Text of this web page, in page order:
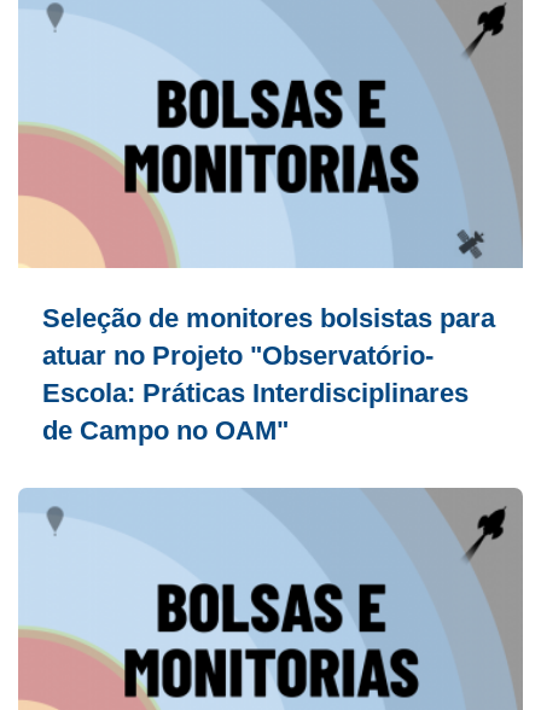
Seleção de monitores bolsistas para
atuar no Projeto "Observatório-
Escola: Práticas Interdisciplinares
de Campo no OAM"